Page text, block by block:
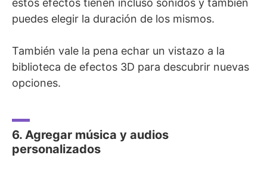
estos efectos tienen incluso sonidos y también
puedes elegir la duración de los mismos.
También vale la pena echar un vistazo a la
biblioteca de efectos 3D para descubrir nuevas
opciones.
6. Agregar música y audios
personalizados